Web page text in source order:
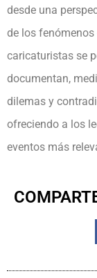
desde una
de los
caricaturistas se
documentan,
dilemas y
ofreciendo a los
eventos más